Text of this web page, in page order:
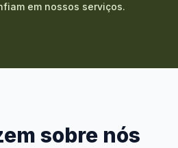
em nossos serviços.
sobre nós